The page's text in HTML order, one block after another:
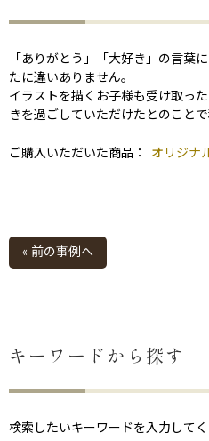
「ありがとう」「大好き」の言葉
たに違いありません。
イラストを描くお子様も受け取っ
きを過ごしていただけたとのこと
ご購入いただいた商品： オリジナ
« 前の事例へ
キーワードから探す
検索したいキーワードを入力してく